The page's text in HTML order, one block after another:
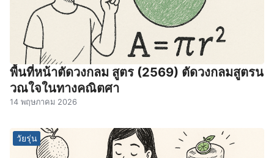
พื้นที่หน้าตัดวงกลม สูตร (2569) ตัดวงกลมสูตรน
วณใจในทางคณิตศา
14 พฤษภาคม 2026
วัยรุ่น